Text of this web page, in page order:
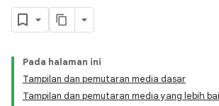
Pada halaman ini
Tampilan dan pemutaran media dasar
Tampilan dan pemutaran media yang lebih